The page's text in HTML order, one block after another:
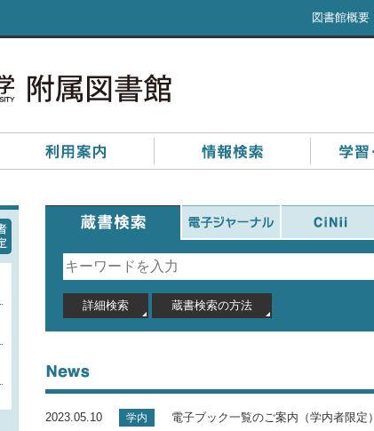
図書館概要
詳細検索 蔵書検索の方法
2023.05.10 学内 電子ブック一覧のご案内（学内者限定）